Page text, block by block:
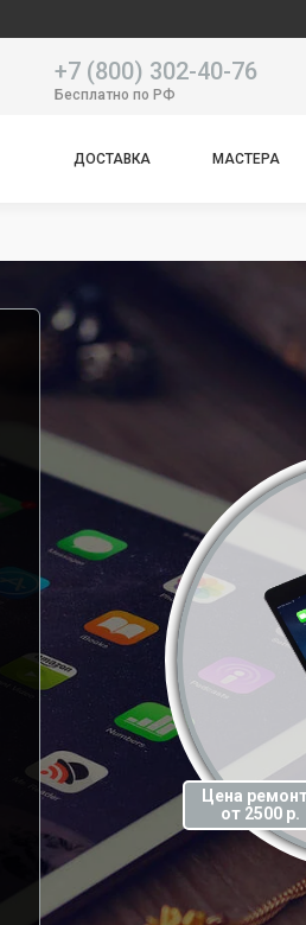
+7 (800) 302-40-76
Бесплатно по РФ
ДОСТАВКА МАСТЕРА
Цена
от 2500 р.